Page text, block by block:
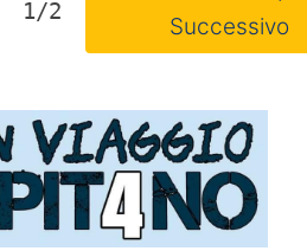
1/2
Successivo